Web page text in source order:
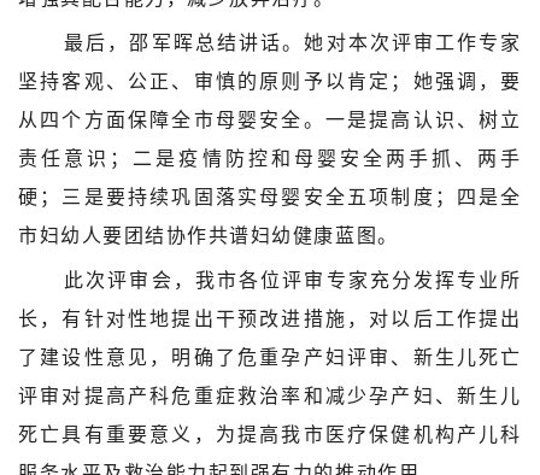
最后，邵军晖总结讲话。她对本次评审工作专家
坚持客观、公正、审慎的原则予以肯定；她强调，要
从四个方面保障全市母婴安全。一是提高认识、树立
责任意识；二是疫情防控和母婴安全两手抓、两手
硬；三是要持续巩固落实母婴安全五项制度；四是全
市妇幼人要团结协作共谱妇幼健康蓝图。
此次评审会，我市各位评审专家充分发挥专业所
长，有针对性地提出干预改进措施，对以后工作提出
了建设性意见，明确了危重孕产妇评审、新生儿死亡
评审对提高产科危重症救治率和减少孕产妇、新生儿
死亡具有重要意义，为提高我市医疗保健机构产儿科